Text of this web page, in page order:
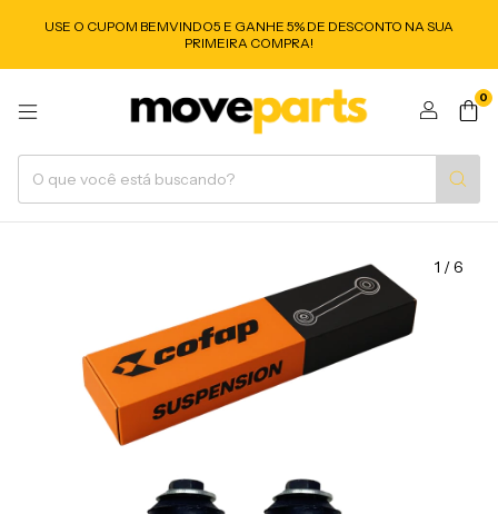
USE O CUPOM BEMVINDO5 E GANHE 5% DE DESCONTO NA SUA
PRIMEIRA COMPRA!
0
1 /6